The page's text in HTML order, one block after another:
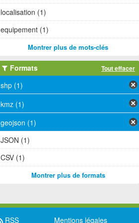
localisation (1)
equipement (1)
Montrer plus de mots-clés
Formats Tout effacer
shp (1)
kmz (1)
geojson (1)
JSON (1)
CSV (1)
Montrer plus de formats
RSS Mentions légales